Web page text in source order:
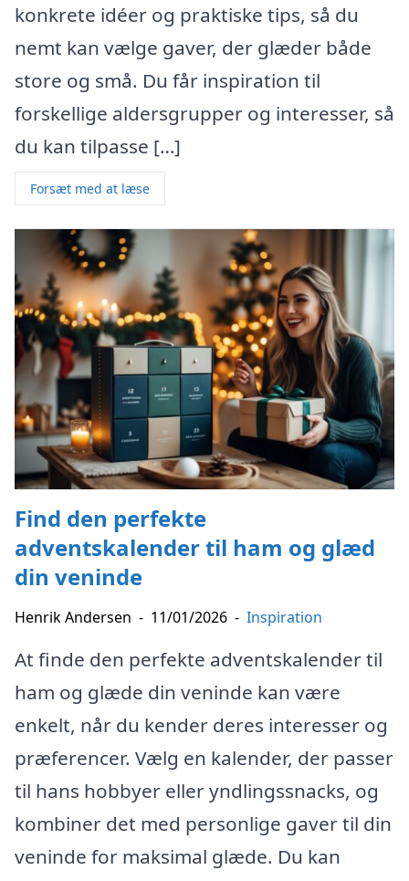
konkrete idéer og praktiske tips, så du
nemt kan vælge gaver, der glæder både
store og små. Du får inspiration til
forskellige aldersgrupper og interesser, så
du kan tilpasse […]
Forsæt med at læse
Find den perfekte
adventskalender til ham og glæd
din veninde
Henrik Andersen - 11/01/2026 - Inspiration
At finde den perfekte adventskalender til
ham og glæde din veninde kan være
enkelt, når du kender deres interesser og
præferencer. Vælg en kalender, der passer
til hans hobbyer eller yndlingssnacks, og
kombiner det med personlige gaver til din
veninde for maksimal glæde. Du kan